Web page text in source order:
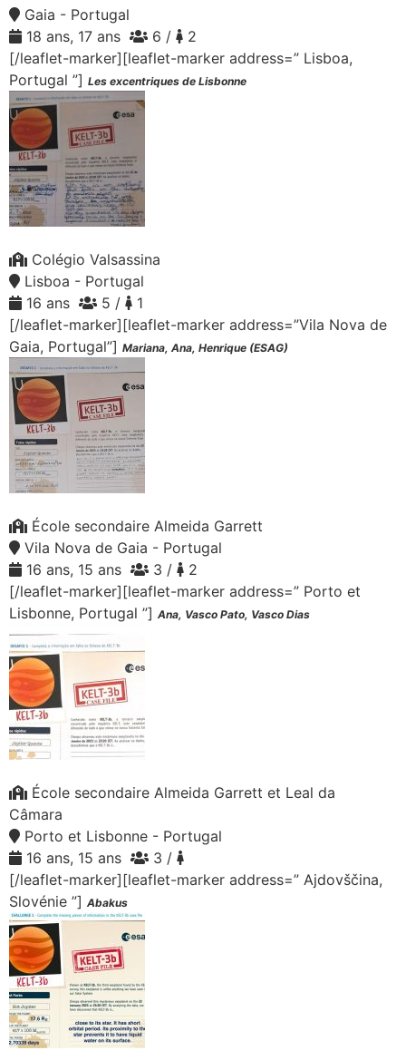
Gaia - Portugal
18 ans, 17 ans
6 /
2
[/leaflet-marker][leaflet-marker address=” Lisboa,
Portugal ”] Les excentriques de Lisbonne
Colégio Valsassina
Lisboa - Portugal
16 ans
5 /
1
[/leaflet-marker][leaflet-marker address=”Vila Nova de
Gaia, Portugal”] Mariana, Ana, Henrique (ESAG)
École secondaire Almeida Garrett
Vila Nova de Gaia - Portugal
16 ans, 15 ans
3 /
2
[/leaflet-marker][leaflet-marker address=” Porto et
Lisbonne, Portugal ”] Ana, Vasco Pato, Vasco Dias
École secondaire Almeida Garrett et Leal da
Câmara
Porto et Lisbonne - Portugal
16 ans, 15 ans
3 /
[/leaflet-marker][leaflet-marker address=” Ajdovščina,
Slovénie ”] Abakus